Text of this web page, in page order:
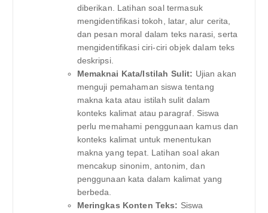
diberikan. Latihan soal termasuk
mengidentifikasi tokoh, latar, alur cerita,
dan pesan moral dalam teks narasi, serta
mengidentifikasi ciri-ciri objek dalam teks
deskripsi.
Memaknai Kata/Istilah Sulit: Ujian akan
menguji pemahaman siswa tentang
makna kata atau istilah sulit dalam
konteks kalimat atau paragraf. Siswa
perlu memahami penggunaan kamus dan
konteks kalimat untuk menentukan
makna yang tepat. Latihan soal akan
mencakup sinonim, antonim, dan
penggunaan kata dalam kalimat yang
berbeda.
Meringkas Konten Teks: Siswa